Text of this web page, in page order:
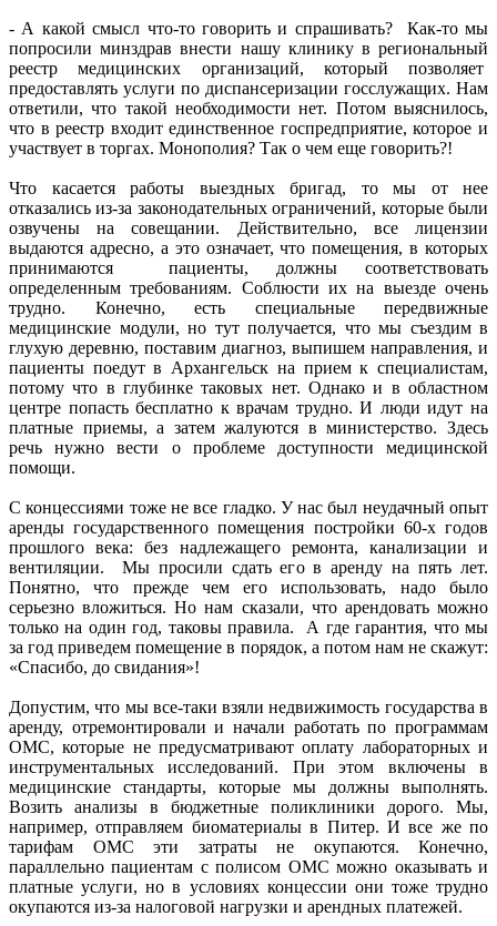
- А какой смысл что-то говорить и спрашивать? Как-то мы
попросили минздрав внести нашу клинику в региональный
реестр медицинских организаций, который позволяет
предоставлять услуги по диспансеризации госслужащих. Нам
ответили, что такой необходимости нет. Потом выяснилось,
что в реестр входит единственное госпредприятие, которое и
участвует в торгах. Монополия? Так о чем еще говорить?!
Что касается работы выездных бригад, то мы от нее
отказались из-за законодательных ограничений, которые были
озвучены на совещании. Действительно, все лицензии
выдаются адресно, а это означает, что помещения, в которых
принимаются пациенты, должны соответствовать
определенным требованиям. Соблюсти их на выезде очень
трудно. Конечно, есть специальные передвижные
медицинские модули, но тут получается, что мы съездим в
глухую деревню, поставим диагноз, выпишем направления, и
пациенты поедут в Архангельск на прием к специалистам,
потому что в глубинке таковых нет. Однако и в областном
центре попасть бесплатно к врачам трудно. И люди идут на
платные приемы, а затем жалуются в министерство. Здесь
речь нужно вести о проблеме доступности медицинской
помощи.
С концессиями тоже не все гладко. У нас был неудачный опыт
аренды государственного помещения постройки 60-х годов
прошлого века: без надлежащего ремонта, канализации и
вентиляции. Мы просили сдать его в аренду на пять лет.
Понятно, что прежде чем его использовать, надо было
серьезно вложиться. Но нам сказали, что арендовать можно
только на один год, таковы правила. А где гарантия, что мы
за год приведем помещение в порядок, а потом нам не скажут:
«Спасибо, до свидания»!
Допустим, что мы все-таки взяли недвижимость государства в
аренду, отремонтировали и начали работать по программам
ОМС, которые не предусматривают оплату лабораторных и
инструментальных исследований. При этом включены в
медицинские стандарты, которые мы должны выполнять.
Возить анализы в бюджетные поликлиники дорого. Мы,
например, отправляем биоматериалы в Питер. И все же по
тарифам ОМС эти затраты не окупаются. Конечно,
параллельно пациентам с полисом ОМС можно оказывать и
платные услуги, но в условиях концессии они тоже трудно
окупаются из-за налоговой нагрузки и арендных платежей.